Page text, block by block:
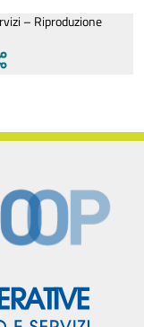
– Riproduzione